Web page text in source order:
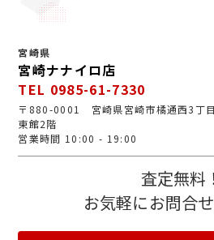
宮崎県
宮崎ナナイロ店
TEL 0985-61-7330
〒880-0001 宮崎県宮崎市橘通西3丁
東館2階
営業時間 10:00 - 19:00
査定無料
お気軽にお問合